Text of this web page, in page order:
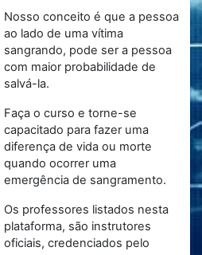
Nosso conceito é que a pessoa
ao lado de uma vítima
sangrando, pode ser a pessoa
com maior probabilidade de
salvá-la.
Faça o curso e torne-se
capacitado para fazer uma
diferença de vida ou morte
quando ocorrer uma
emergência de sangramento.
Os professores listados nesta
plataforma, são instrutores
oficiais, credenciados pelo